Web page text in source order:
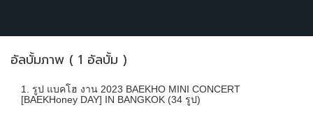
อัลบั้มภาพ ( 1 อัลบั้ม )
1. รูป แบคโฮ งาน 2023 BAEKHO MINI CONCERT
[BAEKHoney DAY] IN BANGKOK (34 รูป)